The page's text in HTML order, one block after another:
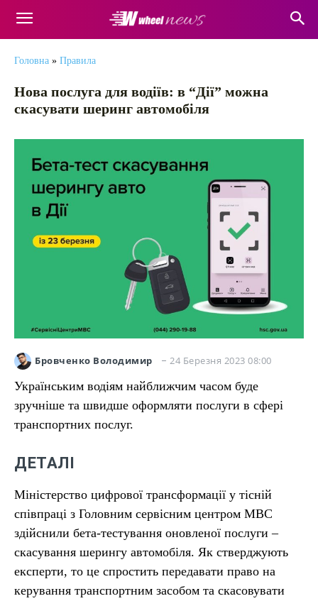
Головна » Правила
Нова послуга для водіїв: в “Дії” можна
скасувати шеринг автомобіля
Бровченко Володимир 24 Березня 2023 08:00
Українським водіям найближчим часом буде
зручніше та швидше оформляти послуги в сфері
транспортних послуг.
ДЕТАЛІ
Міністерство цифрової трансформації у тісній
співпраці з Головним сервісним центром МВС
здійснили бета-тестування оновленої послуги –
скасування шерингу автомобіля. Як стверджують
експерти, то це спростить передавати право на
керування транспортним засобом та скасовувати